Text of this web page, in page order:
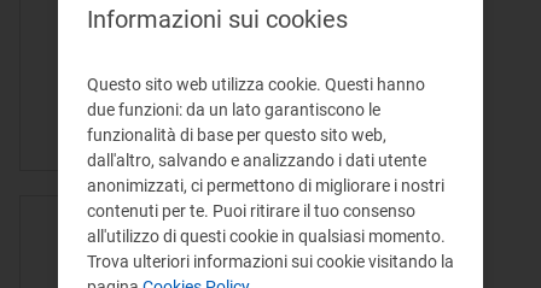
Il presente provvedimento aggiorna, per il
gas naturale, a seguito della variazione
dell’elemento a copertura dei costi…
ATTO DELIBERA - 24/10/2023
Aggiornamento, per il mese
Informazioni sui cookies
Questo sito web utilizza cookie. Questi hanno
due funzioni: da un lato garantiscono le
funzionalità di base per questo sito web,
dall'altro, salvando e analizzando i dati utente
anonimizzati, ci permettono di migliorare i nostri
contenuti per te. Puoi ritirare il tuo consenso
all'utilizzo di questi cookie in qualsiasi momento.
Trova ulteriori informazioni sui cookie visitando la